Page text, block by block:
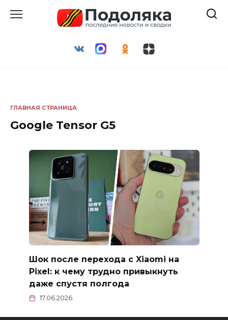
ГЛАВНАЯ СТРАНИЦА
Google Tensor G5
Шок после перехода с Xiaomi на
Pixel: к чему трудно привыкнуть
даже спустя полгода
17.06.2026